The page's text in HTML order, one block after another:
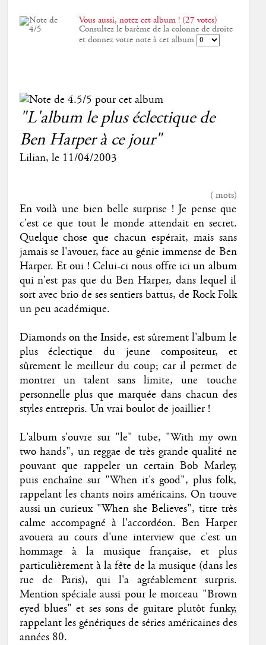
Vous aussi, notez cet album ! (27 votes)
Consultez le barème de la colonne de droite
et donnez votre note à cet album
"L'album le plus éclectique de
Ben Harper à ce jour"
Lilian, le 11/04/2003
(mots)
En voilà une bien belle surprise ! Je pense que
c'est ce que tout le monde attendait en secret.
Quelque chose que chacun espérait, mais sans
jamais se l'avouer, face au génie immense de Ben
Harper. Et oui ! Celui-ci nous offre ici un album
qui n'est pas que du Ben Harper, dans lequel il
sort avec brio de ses sentiers battus, de Rock Folk
un peu académique.
Diamonds on the Inside, est sûrement l'album le
plus éclectique du jeune compositeur, et
sûrement le meilleur du coup; car il permet de
montrer un talent sans limite, une touche
personnelle plus que marquée dans chacun des
styles entrepris. Un vrai boulot de joaillier !
L'album s'ouvre sur "le" tube, "With my own
two hands", un reggae de très grande qualité ne
pouvant que rappeler un certain Bob Marley,
puis enchaîne sur "When it's good", plus folk,
rappelant les chants noirs américains. On trouve
aussi un curieux "When she Believes", titre très
calme accompagné à l'accordéon. Ben Harper
avouera au cours d'une interview que c'est un
hommage à la musique française, et plus
particulièrement à la fête de la musique (dans les
rue de Paris), qui l'a agréablement surpris.
Mention spéciale aussi pour le morceau "Brown
eyed blues" et ses sons de guitare plutôt funky,
rappelant les génériques de séries américaines des
années 80.